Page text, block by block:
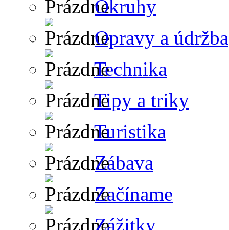
Okruhy
Opravy a údržba
Technika
Tipy a triky
Turistika
Zábava
Začíname
Zážitky